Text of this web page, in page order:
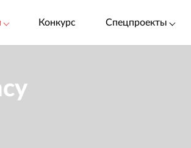
Конкурс Спецпроекты